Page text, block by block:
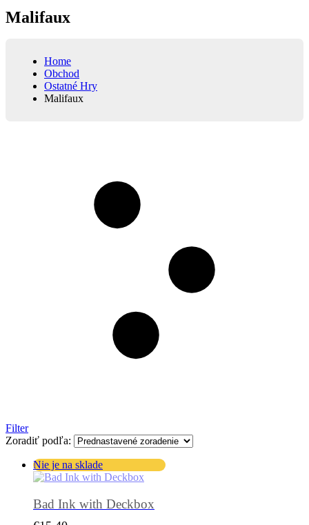
Malifaux
Home
Obchod
Ostatné Hry
Malifaux
Filter
Zoradiť podľa:
Nie je na sklade
Bad Ink with Deckbox